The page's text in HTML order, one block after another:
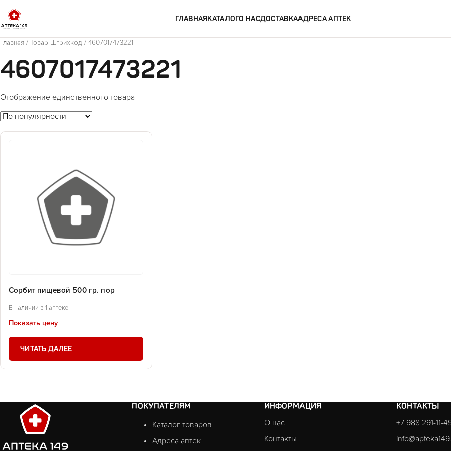
ГЛАВНАЯКАТАЛОГО НАСДОСТАВКААДРЕСА АПТЕК
Главная / Товар Штрихкод / 4607017473221
4607017473221
Отображение единственного товара
Сорбит пищевой 500 гр. пор
В наличии в 1 аптеке
Показать цену
ЧИТАТЬ ДАЛЕЕ
ПОКУПАТЕЛЯМ
Каталог товаров
Адреса аптек
ИНФОРМАЦИЯ
О нас
Контакты
КОНТАКТЫ
+7 988 291-11-